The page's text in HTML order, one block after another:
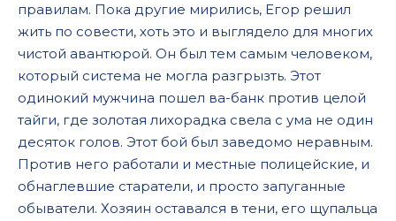
правилам. Пока другие мирились, Егор решил
жить по совести, хоть это и выглядело для многих
чистой авантюрой. Он был тем самым человеком,
который система не могла разгрызть. Этот
одинокий мужчина пошел ва-банк против целой
тайги, где золотая лихорадка свела с ума не один
десяток голов. Этот бой был заведомо неравным.
Против него работали и местные полицейские, и
обнаглевшие старатели, и просто запуганные
обыватели. Хозяин оставался в тени, его щупальца